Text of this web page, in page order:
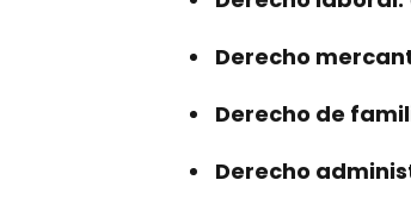
Derecho
Derecho de
Derecho